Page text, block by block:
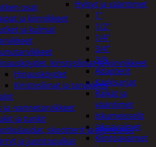
Hylsyt ja vääntimet
1"
1/2"
1/4"
3/4"
3/8
Adapterit
Kärkisarjat
Räikät ja
vääntimet
Iskumeisselit
Jakoavaimet
Kiintoavaimet
osat
ja kiinnikkeet
ja kulmat
kiristysliinat ja kiinnikkeet
Hinausköydet
Kiristysliinat ja tarvikkeet
ja -vannetarvikkeet
ja tunkit
skootterit ja ajoneuvot
ja juontopulkat